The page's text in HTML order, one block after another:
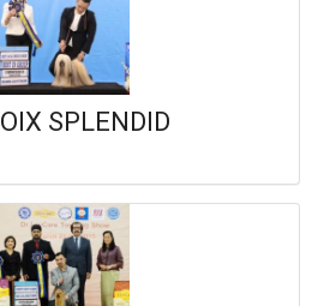
SPLENDID